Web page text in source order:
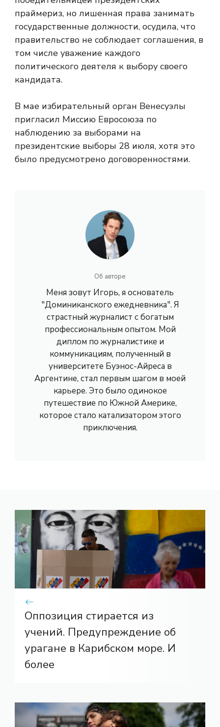
праймериз, но лишенная права занимать
государственные должности, осудила, что
правительство не соблюдает соглашения, в
том числе уважение каждого
политического деятеля к выбору своего
кандидата.
В мае избирательный орган Венесуэлы
пригласил Миссию Евросоюза по
наблюдению за выборами на
президентские выборы 28 июля, хотя это
было предусмотрено договоренностями.
Об авторе
Меня зовут Игорь, я основатель
"Доминиканского ежедневника". Я
страстный журналист с богатым
профессиональным опытом. Мой
диплом по журналистике и
коммуникациям, полученный в
университете Буэнос-Айреса в
Аргентине, стал первым шагом в моей
карьере. Это было одинокое
путешествие по Южной Америке,
которое стало катализатором этого
приключения.
Оппозиция стирается из
учений. Предупреждение об
урагане в Карибском море. И
более